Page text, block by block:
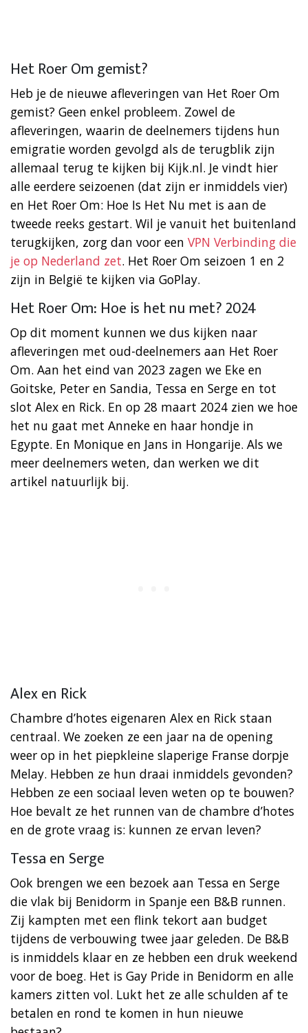
Het Roer Om gemist?
Heb je de nieuwe afleveringen van Het Roer Om
gemist? Geen enkel probleem. Zowel de
afleveringen, waarin de deelnemers tijdens hun
emigratie worden gevolgd als de terugblik zijn
allemaal terug te kijken bij Kijk.nl. Je vindt hier
alle eerdere seizoenen (dat zijn er inmiddels vier)
en Het Roer Om: Hoe Is Het Nu met is aan de
tweede reeks gestart. Wil je vanuit het buitenland
terugkijken, zorg dan voor een VPN Verbinding die
je op Nederland zet. Het Roer Om seizoen 1 en 2
zijn in België te kijken via GoPlay.
Het Roer Om: Hoe is het nu met? 2024
Op dit moment kunnen we dus kijken naar
afleveringen met oud-deelnemers aan Het Roer
Om. Aan het eind van 2023 zagen we Eke en
Goitske, Peter en Sandia, Tessa en Serge en tot
slot Alex en Rick. En op 28 maart 2024 zien we hoe
het nu gaat met Anneke en haar hondje in
Egypte. En Monique en Jans in Hongarije. Als we
meer deelnemers weten, dan werken we dit
artikel natuurlijk bij.
Alex en Rick
Chambre d’hotes eigenaren Alex en Rick staan
centraal. We zoeken ze een jaar na de opening
weer op in het piepkleine slaperige Franse dorpje
Melay. Hebben ze hun draai inmiddels gevonden?
Hebben ze een sociaal leven weten op te bouwen?
Hoe bevalt ze het runnen van de chambre d’hotes
en de grote vraag is: kunnen ze ervan leven?
Tessa en Serge
Ook brengen we een bezoek aan Tessa en Serge
die vlak bij Benidorm in Spanje een B&B runnen.
Zij kampten met een flink tekort aan budget
tijdens de verbouwing twee jaar geleden. De B&B
is inmiddels klaar en ze hebben een druk weekend
voor de boeg. Het is Gay Pride in Benidorm en alle
kamers zitten vol. Lukt het ze alle schulden af te
betalen en rond te komen in hun nieuwe